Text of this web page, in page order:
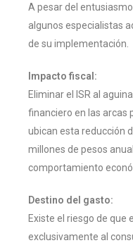
A pesar del
algunos especialistas
de su implementación.
Impacto fiscal:
Eliminar el ISR al
financiero en las arcas
ubican esta reducción
millones de pesos
comportamiento
Destino del gasto:
Existe el riesgo de que
exclusivamente al